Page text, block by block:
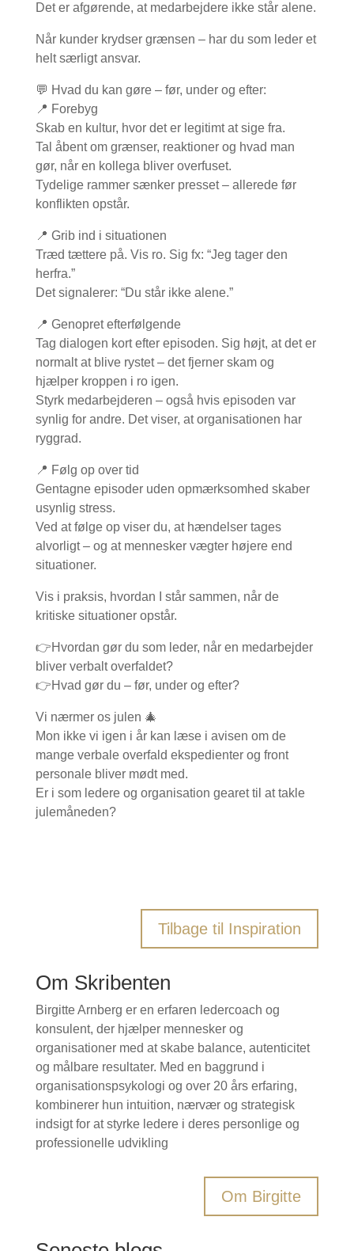
Det er afgørende, at medarbejdere ikke står alene.
Når kunder krydser grænsen – har du som leder et
helt særligt ansvar.
💬 Hvad du kan gøre – før, under og efter:
📍 Forebyg
Skab en kultur, hvor det er legitimt at sige fra.
Tal åbent om grænser, reaktioner og hvad man
gør, når en kollega bliver overfuset.
Tydelige rammer sænker presset – allerede før
konflikten opstår.
📍 Grib ind i situationen
Træd tættere på. Vis ro. Sig fx: “Jeg tager den
herfra.”
Det signalerer: “Du står ikke alene.”
📍 Genopret efterfølgende
Tag dialogen kort efter episoden. Sig højt, at det er
normalt at blive rystet – det fjerner skam og
hjælper kroppen i ro igen.
Styrk medarbejderen – også hvis episoden var
synlig for andre. Det viser, at organisationen har
ryggrad.
📍 Følg op over tid
Gentagne episoder uden opmærksomhed skaber
usynlig stress.
Ved at følge op viser du, at hændelser tages
alvorligt – og at mennesker vægter højere end
situationer.
Vis i praksis, hvordan I står sammen, når de
kritiske situationer opstår.
👉Hvordan gør du som leder, når en medarbejder
bliver verbalt overfaldet?
👉Hvad gør du – før, under og efter?
Vi nærmer os julen 🎄
Mon ikke vi igen i år kan læse i avisen om de
mange verbale overfald ekspedienter og front
personale bliver mødt med.
Er i som ledere og organisation gearet til at takle
julemåneden?
Tilbage til Inspiration
Om Skribenten
Birgitte Arnberg er en erfaren ledercoach og
konsulent, der hjælper mennesker og
organisationer med at skabe balance, autenticitet
og målbare resultater. Med en baggrund i
organisationspsykologi og over 20 års erfaring,
kombinerer hun intuition, nærvær og strategisk
indsigt for at styrke ledere i deres personlige og
professionelle udvikling
Om Birgitte